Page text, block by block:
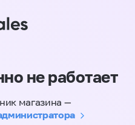
не работает
магазина —